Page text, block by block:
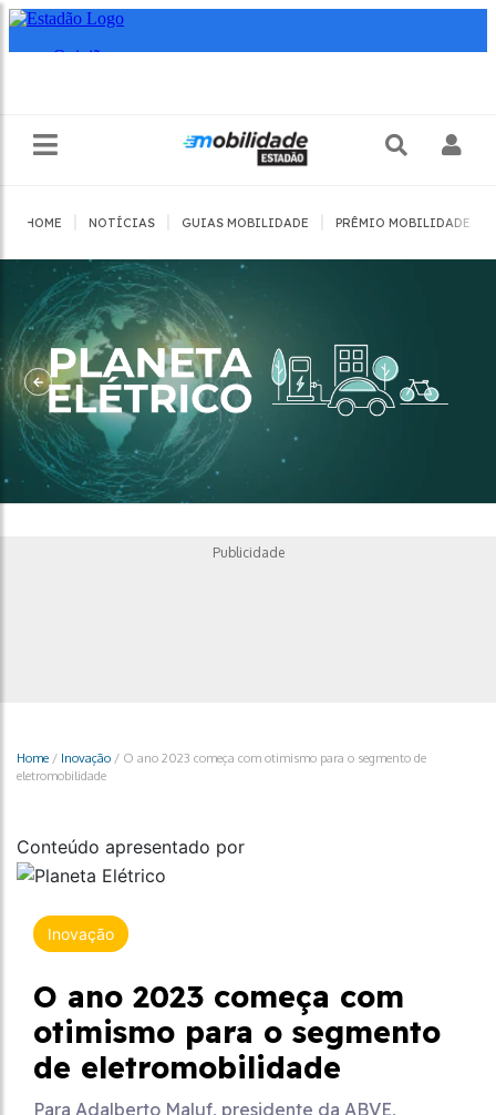
HOME NOTÍCIAS GUIAS MOBILIDADE PRÊMIO MOBILIDADE
Publicidade
Home / Inovação / O ano 2023 começa com otimismo para o segmento de
eletromobilidade
Conteúdo apresentado por
Inovação
O ano 2023 começa com
otimismo para o segmento
de eletromobilidade
Para Adalberto Maluf, presidente da ABVE,